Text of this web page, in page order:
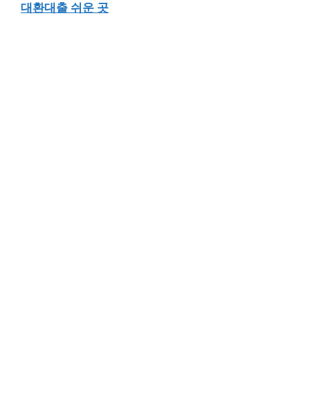
대환대출 쉬운 곳